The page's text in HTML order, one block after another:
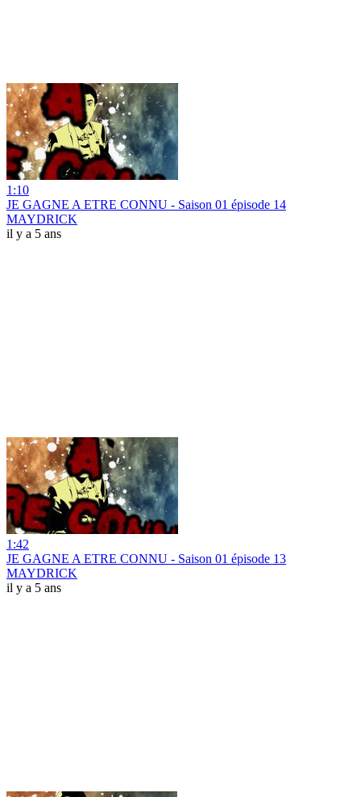
1:10
JE GAGNE A ETRE CONNU - Saison 01 épisode 14
MAYDRICK
il y a 5 ans
1:42
JE GAGNE A ETRE CONNU - Saison 01 épisode 13
MAYDRICK
il y a 5 ans